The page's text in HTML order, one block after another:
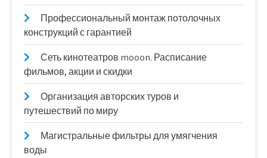
Профессиональный монтаж потолочных
конструкций с гарантией
Сеть кинотеатров mooon. Расписание
фильмов, акции и скидки
Организация авторских туров и
путешествий по миру
Магистральные фильтры для умягчения
воды